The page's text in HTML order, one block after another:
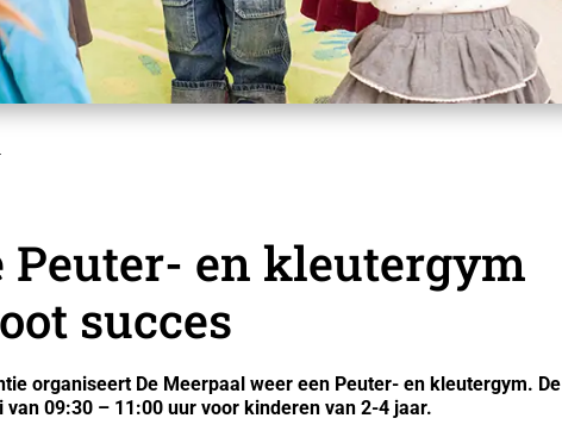
Peuter- en kleutergym
succes
organiseert De Meerpaal weer een Peuter- en kleutergym. De
09:30 – 11:00 uur voor kinderen van 2-4 jaar.